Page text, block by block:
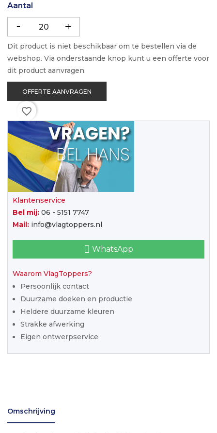
Aantal
Dit product is niet beschikbaar om te bestellen via de
webshop. Via onderstaande knop kunt u een offerte voor
dit product aanvragen.
OFFERTE AANVRAGEN
favorite_border
Klantenservice
Bel mij: 06 - 5151 7747
Mail: info@vlagtoppers.nl
WhatsApp
Waarom VlagToppers?
Persoonlijk contact
Duurzame doeken en productie
Heldere duurzame kleuren
Strakke afwerking
Eigen ontwerpservice
Omschrijving